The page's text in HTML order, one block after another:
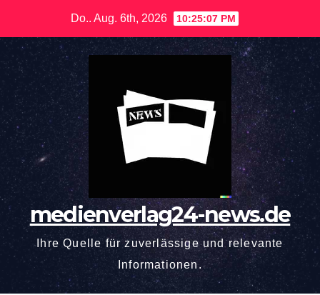
springen
Do.. Aug. 6th, 2026 10:25:08 PM
medienverlag24-news.de
Ihre Quelle für zuverlässige und relevante
Informationen.